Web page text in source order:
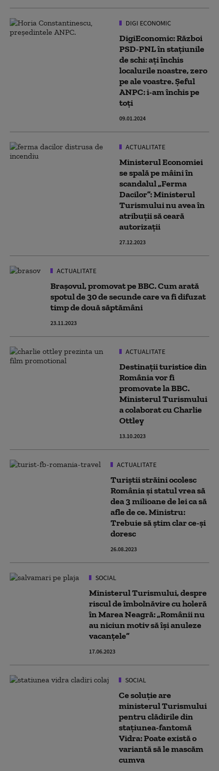
DIGI ECONOMIC
DigiEconomic: Război
PSD-PNL în stațiunile
de schi: ați închis
localurile noastre, zero
pe ale voastre. Șeful
ANPC: i-am închis pe
toți
09.01.2024
ACTUALITATE
Ministerul Economiei
se spală pe mâini în
scandalul „Ferma
Dacilor”: Ministerul
Turismului nu avea în
atribuții să ceară
autorizații
27.12.2023
ACTUALITATE
Brașovul, promovat pe BBC. Cum arată
spotul de 30 de secunde care va fi difuzat
timp de două săptămâni
23.11.2023
ACTUALITATE
Destinaţii turistice din
România vor fi
promovate la BBC.
Ministerul Turismului
a colaborat cu Charlie
Ottley
13.10.2023
ACTUALITATE
Turiștii străini ocolesc
România și statul vrea să
dea 3 milioane de lei ca să
afle de ce. Ministru:
Trebuie să știm clar ce-și
doresc
26.08.2023
SOCIAL
Ministerul Turismului, despre
riscul de îmbolnăvire cu holeră
în Marea Neagră: „Românii nu
au niciun motiv să îşi anuleze
vacanţele”
17.06.2023
SOCIAL
Ce soluție are
ministerul Turismului
pentru clădirile din
stațiunea-fantomă
Vidra: Poate există o
variantă să le mascăm
cumva